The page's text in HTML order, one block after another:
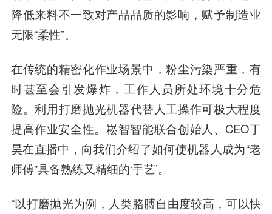
降低来料不一致对产品品质的影响，赋予制造业
无限“柔性”。
在传统的精密化作业场景中，粉尘污染严重，有
时甚至会引发爆炸，工作人员所处环境十分危
险。利用打磨抛光机器代替人工操作可极大程度
提高作业安全性。崧智智能联合创始人、CEO丁
昊在直播中，向我们介绍了如何使机器人成为“老
师傅”具备熟练又精细的‘手艺’。
“以打磨抛光为例，人类胳膊自由度较高，可以快